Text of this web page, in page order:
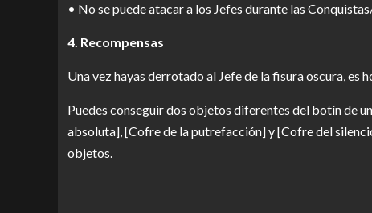
• No se puede atacar a los Jefes durante las
4. Recompensas
Una vez hayas derrotado al Jefe de la fisura oscura, es
Puedes conseguir dos objetos diferentes del botín de
absoluta], [Cofre de la putrefacción] y [Cofre del
objetos.